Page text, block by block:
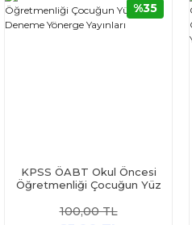
KPSS ÖABT Okul Öncesi
Öğretmenliği Çocuğun Yüz
Yayınları
100,00 TL
%35